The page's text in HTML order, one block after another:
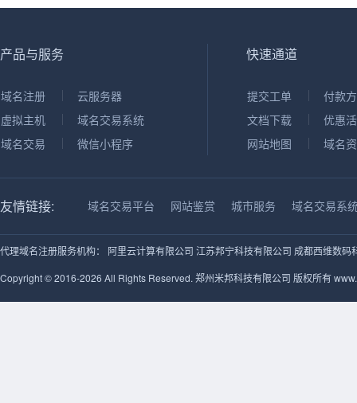
产品与服务
域名注册
云服务器
虚拟主机
域名交易系统
域名交易
微信小程序
快速通道
提交工单
付款
文档下载
优惠
网站地图
域名
友情链接: 域名交易平台 网站鉴赏 城市服务 域名交易系
代理域名注册服务机构： 阿里云计算有限公司 江苏邦宁科技有限公司 成都西维数码
Copyright © 2016-2026 All Rights Reserved. 郑州米邦科技有限公司 版权所有